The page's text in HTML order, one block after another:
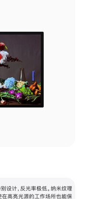
设计，反光率极低。纳米纹理
在高亮光源的工作场所也能保